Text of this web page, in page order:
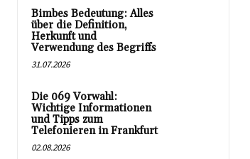
Bimbes Bedeutung: Alles
über die Definition,
Herkunft und
Verwendung des Begriffs
31.07.2026
Die 069 Vorwahl:
Wichtige Informationen
und Tipps zum
Telefonieren in Frankfurt
02.08.2026